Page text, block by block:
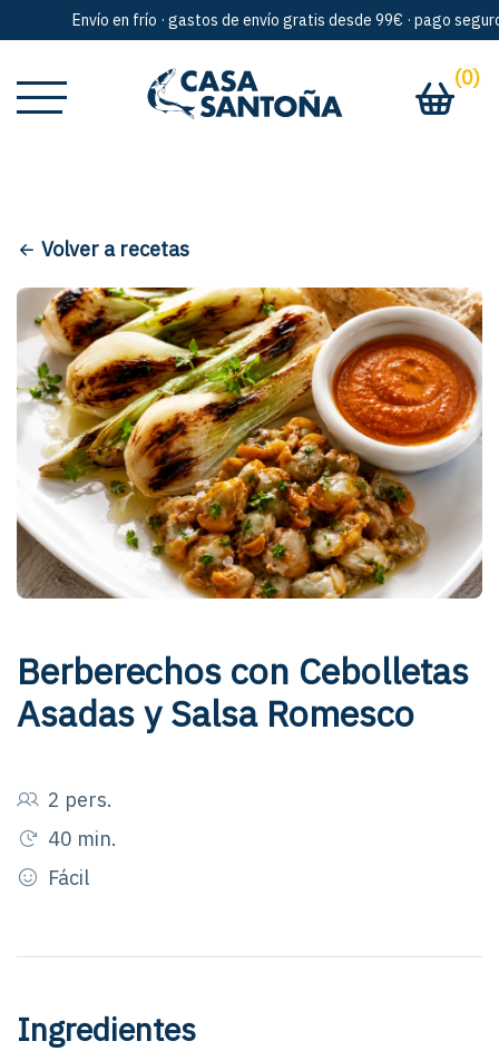
Envío en frío · gastos de envío gratis desde 99€ · pago seguro
(0)
Volver a recetas
Berberechos con Cebolletas
Asadas y Salsa Romesco
2 pers.
40 min.
Fácil
Ingredientes